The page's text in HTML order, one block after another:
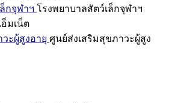
กจุฬาฯ โรงพยาบาลสัตว์เล็กจุฬาฯ
อ็มเน็ต
ะผู้สูงอายุ ศูนย์ส่งเสริมสุขภาวะผู้สูง